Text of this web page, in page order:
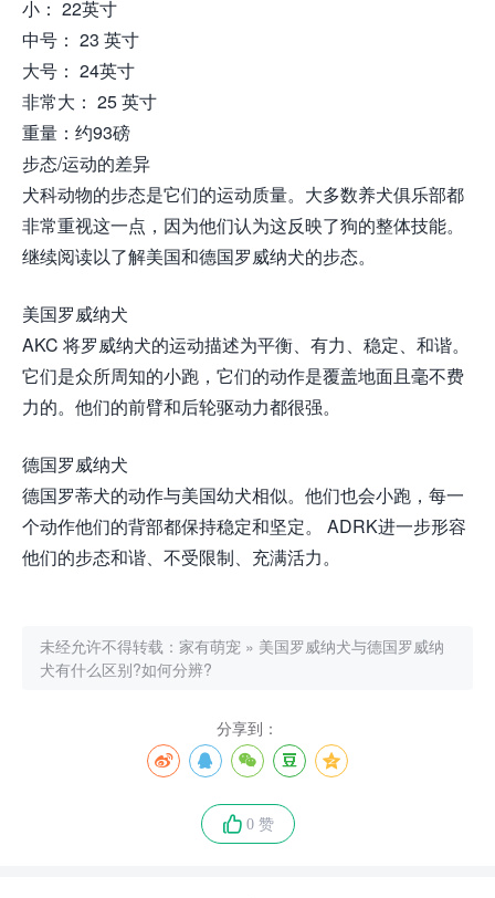
小： 22英寸
中号： 23 英寸
大号： 24英寸
非常大： 25 英寸
重量：约93磅
步态/运动的差异
犬科动物的步态是它们的运动质量。大多数养犬俱乐部都
非常重视这一点，因为他们认为这反映了狗的整体技能。
继续阅读以了解美国和德国罗威纳犬的步态。
美国罗威纳犬
AKC 将罗威纳犬的运动描述为平衡、有力、稳定、和谐。
它们是众所周知的小跑，它们的动作是覆盖地面且毫不费
力的。他们的前臂和后轮驱动力都很强。
德国罗威纳犬
德国罗蒂犬的动作与美国幼犬相似。他们也会小跑，每一
个动作他们的背部都保持稳定和坚定。 ADRK进一步形容
他们的步态和谐、不受限制、充满活力。
未经允许不得转载： 家有萌宠 » 美国罗威纳犬与德国罗威纳
犬有什么区别?如何分辨?
分享到：
0 赞